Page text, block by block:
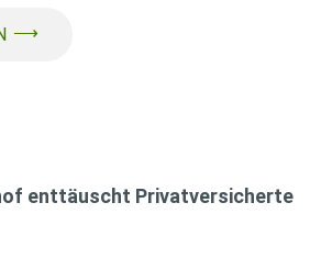
⟶
enttäuscht Privatversicherte